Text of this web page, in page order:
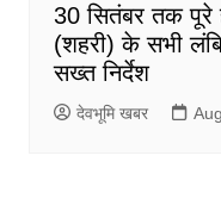
30 सितंबर तक पूरे
(शहरी) के सभी
सख्त निर्देश
देवभूमि खबर